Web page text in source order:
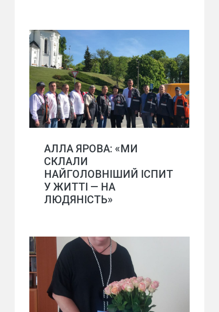
АЛЛА ЯРОВА: «МИ
СКЛАЛИ
НАЙГОЛОВНІШИЙ ІСПИТ
У ЖИТТІ — НА
ЛЮДЯНІСТЬ»